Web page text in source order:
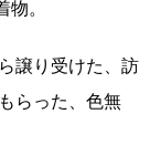
。
譲り受けた、訪
らった、色無